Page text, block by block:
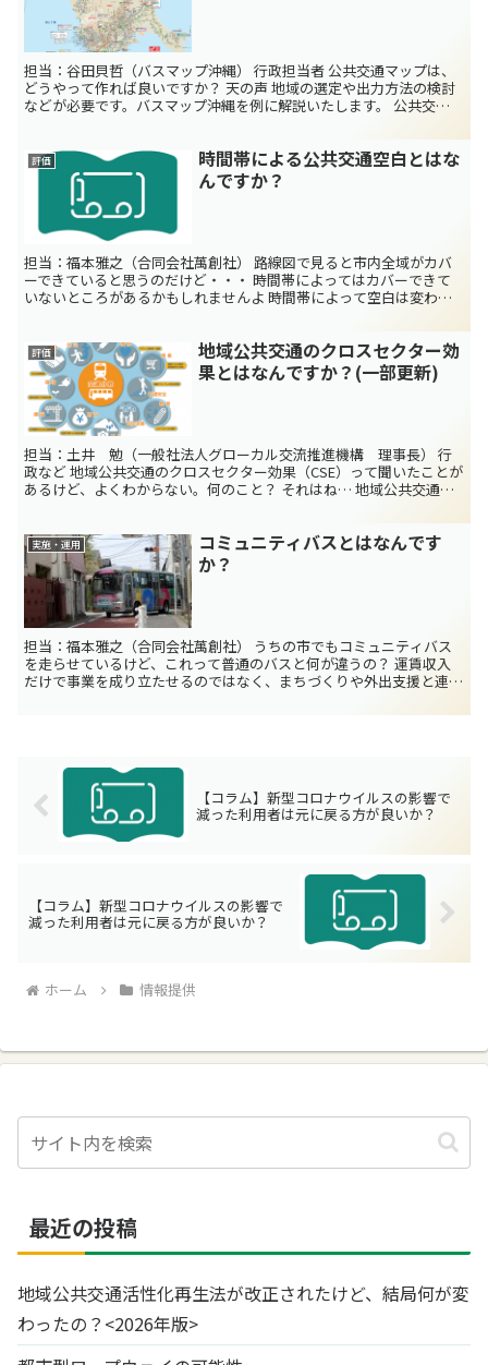
担当：谷田貝哲（バスマップ沖縄） 行政担当者 公共交通マップは、
どうやって作れば良いですか？ 天の声 地域の選定や出力方法の検討
などが必要です。バスマップ沖縄を例に解説いたします。 公共交通
評価
時間帯による公共交通空白とはな
んですか？
担当：福本雅之（合同会社萬創社） 路線図で見ると市内全域がカバ
ーできていると思うのだけど・・・ 時間帯によってはカバーできて
いないところがあるかもしれませんよ 時間帯によって空白は変わる
評価
地域公共交通のクロスセクター効
果とはなんですか？(一部更新)
担当：土井 勉（一般社法人グローカル交流推進機構 理事長） 行
政など 地域公共交通のクロスセクター効果（CSE）って聞いたことが
あるけど、よくわからない。何のこと？ それはね… 地域公共交通が
実施・運用
コミュニティバスとはなんです
か？
担当：福本雅之（合同会社萬創社） うちの市でもコミュニティバス
を走らせているけど、これって普通のバスと何が違うの？ 運賃収入
だけで事業を成り立たせるのではなく、まちづくりや外出支援と連携
【コラム】新型コロナウイルスの影響で
減った利用者は元に戻る方が良いか？
【コラム】新型コロナウイルスの影響で
減った利用者は元に戻る方が良いか？
ホーム 情報提供
最近の投稿
地域公共交通活性化再生法が改正されたけど、結局何が変
わったの？<2026年版>